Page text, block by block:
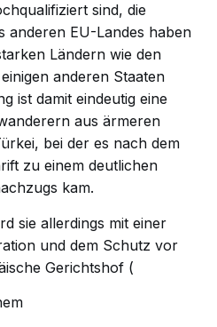
sind, die
anderen EU-Landes haben
Ländern wie den
anderen Staaten
ist damit eindeutig eine
aus ärmeren
bei der es nach dem
zu einem deutlichen
kam.
sie allerdings mit einer
und dem Schutz vor
Gerichtshof (